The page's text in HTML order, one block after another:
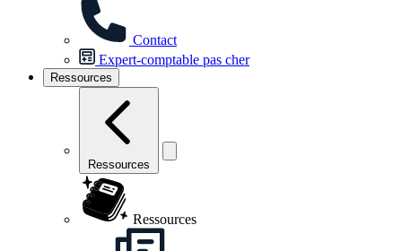
Contact
Expert-comptable pas cher
Ressources
Ressources
Ressources